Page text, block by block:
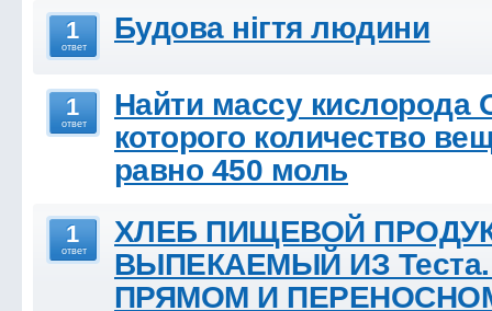
1
ответ
Будова нігтя людини
1
ответ
Найти массу кислорода
которого количество
равно 450 моль
1
ответ
ХЛЕБ ПИЩЕВОЙ
ВЫПЕКАЕМЫЙ ИЗ
ПРЯМОМ И